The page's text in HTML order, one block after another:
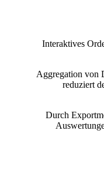
Interaktives
Aggregation von
reduziert
Durch